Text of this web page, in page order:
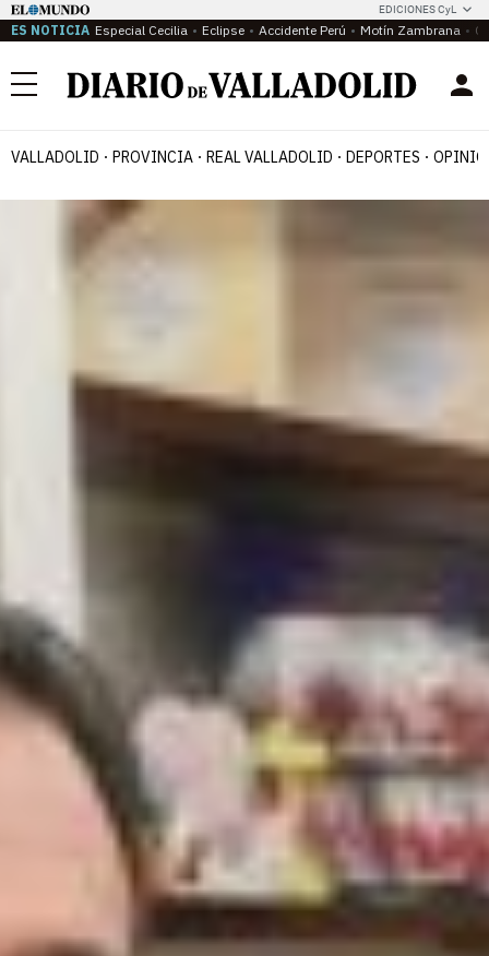
EDICIONES CyL
ES NOTICIA Especial Cecilia Eclipse Accidente Perú Motín Zambrana
Menú
VALLADOLID PROVINCIA REAL VALLADOLID DEPORTES